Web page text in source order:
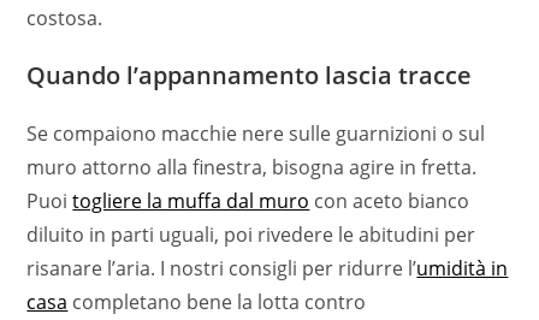
costosa.
Quando l’appannamento lascia tracce
Se compaiono macchie nere sulle guarnizioni o sul
muro attorno alla finestra, bisogna agire in fretta.
Puoitogliere la muffa dal muro con aceto bianco
diluito in parti uguali, poi rivedere le abitudini per
risanare l’aria. I nostri consigli per ridurre l’umidità in
casa completano bene la lotta contro